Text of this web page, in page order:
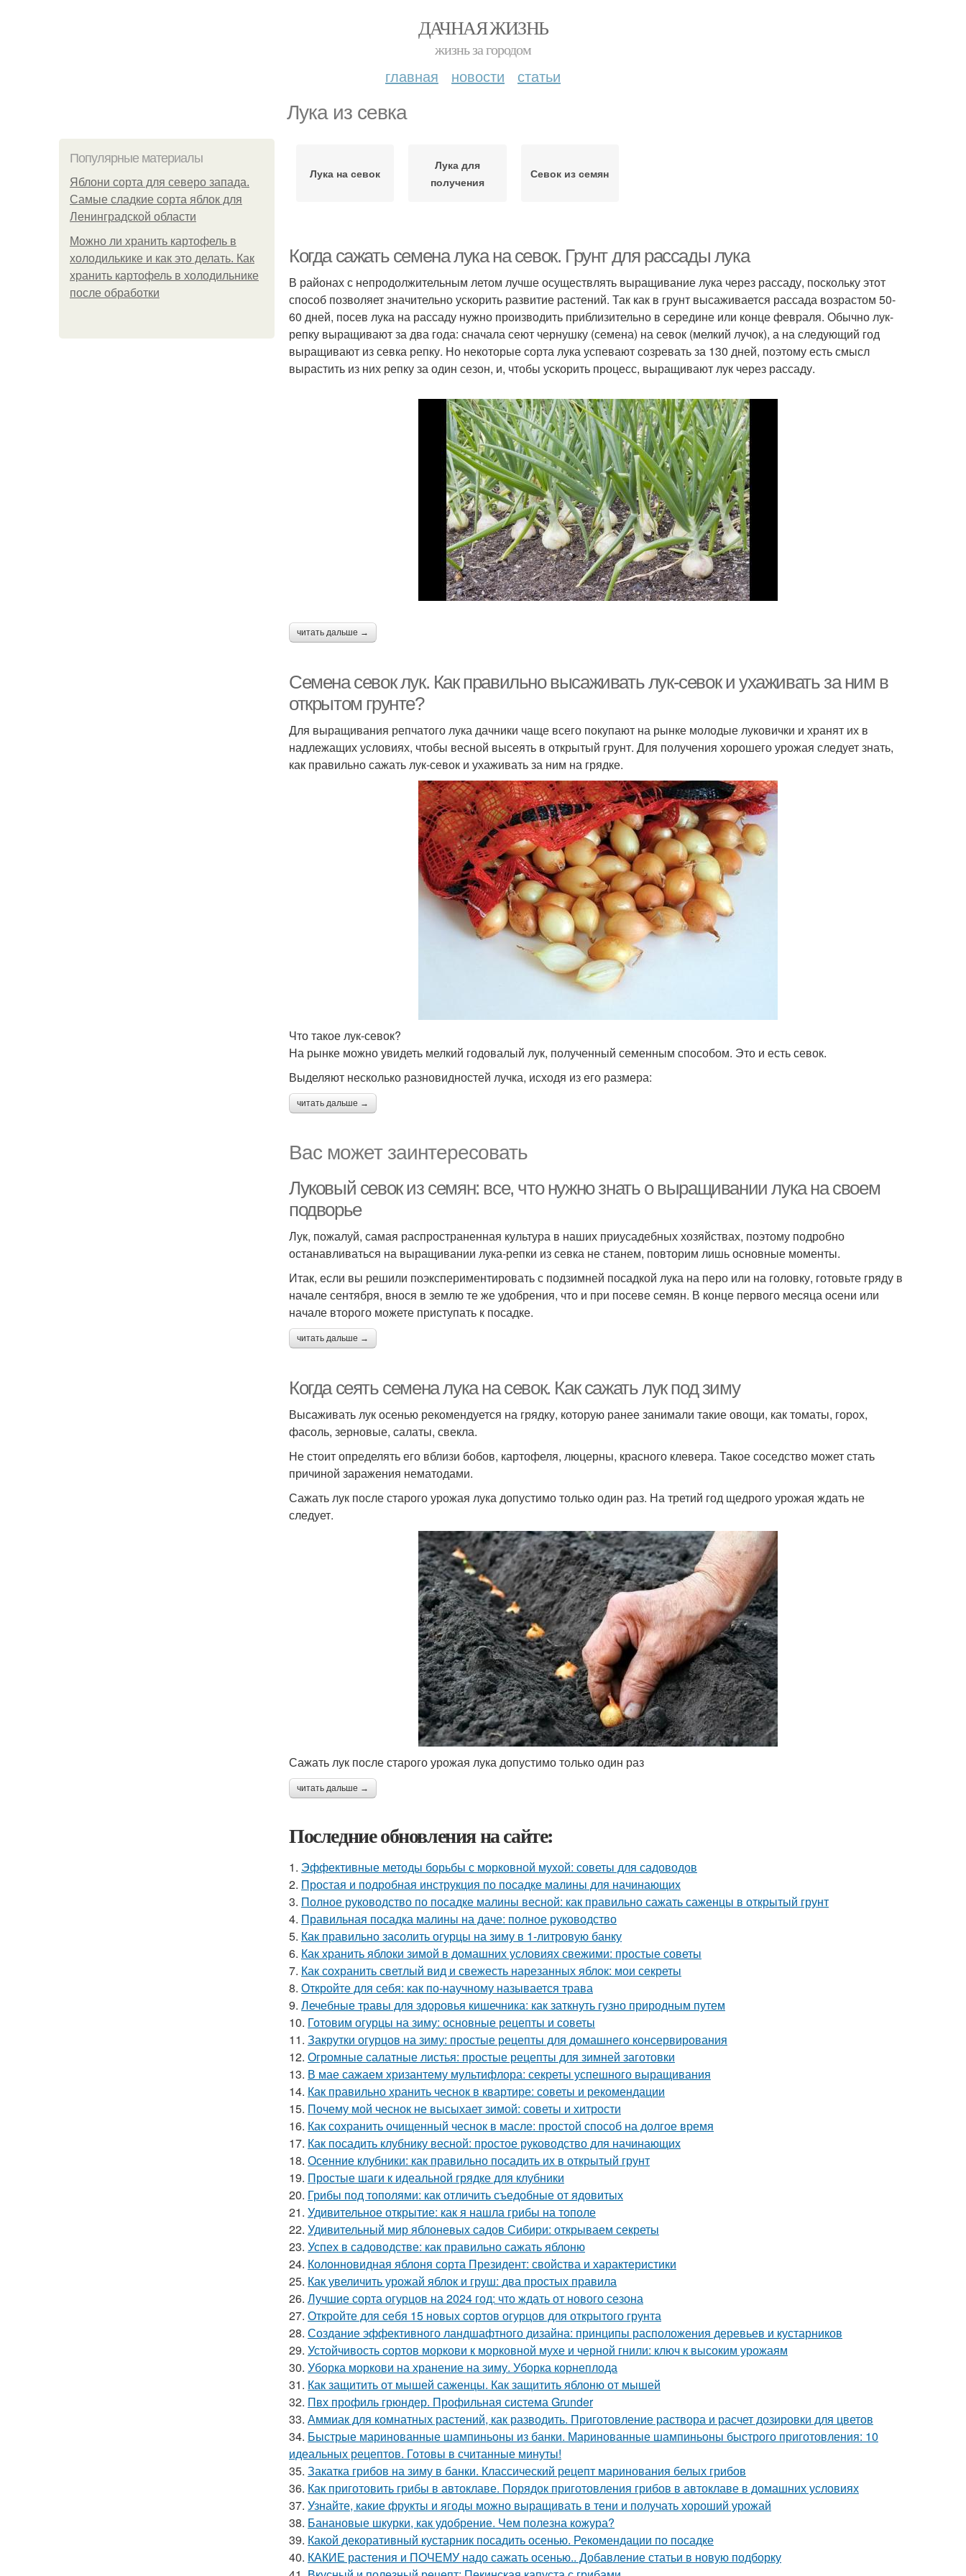
ДАЧНАЯ ЖИЗНЬ
жизнь за городом
главная новости статьи
Лука из севка
Популярные материалы
Яблони сорта для северо запада.
Самые сладкие сорта яблок для
Ленинградской области
Можно ли хранить картофель в
холодилькике и как это делать. Как
хранить картофель в холодильнике
после обработки
Лука на севок
Лука для
получения
Севок из семян
Когда сажать семена лука на севок. Грунт для рассады лука
В районах с непродолжительным летом лучше осуществлять выращивание лука через рассаду, поскольку этот
способ позволяет значительно ускорить развитие растений. Так как в грунт высаживается рассада возрастом 50-
60 дней, посев лука на рассаду нужно производить приблизительно в середине или конце февраля. Обычно лук-
репку выращивают за два года: сначала сеют чернушку (семена) на севок (мелкий лучок), а на следующий год
выращивают из севка репку. Но некоторые сорта лука успевают созревать за 130 дней, поэтому есть смысл
вырастить из них репку за один сезон, и, чтобы ускорить процесс, выращивают лук через рассаду.
читать дальше →
Семена севок лук. Как правильно высаживать лук-севок и ухаживать за ним в
открытом грунте?
Для выращивания репчатого лука дачники чаще всего покупают на рынке молодые луковички и хранят их в
надлежащих условиях, чтобы весной высеять в открытый грунт. Для получения хорошего урожая следует знать,
как правильно сажать лук-севок и ухаживать за ним на грядке.
Что такое лук-севок?
На рынке можно увидеть мелкий годовалый лук, полученный семенным способом. Это и есть севок.
Выделяют несколько разновидностей лучка, исходя из его размера:
читать дальше →
Вас может заинтересовать
Луковый севок из семян: все, что нужно знать о выращивании лука на своем
подворье
Лук, пожалуй, самая распространенная культура в наших приусадебных хозяйствах, поэтому подробно
останавливаться на выращивании лука-репки из севка не станем, повторим лишь основные моменты.
Итак, если вы решили поэкспериментировать с подзимней посадкой лука на перо или на головку, готовьте гряду в
начале сентября, внося в землю те же удобрения, что и при посеве семян. В конце первого месяца осени или
начале второго можете приступать к посадке.
читать дальше →
Когда сеять семена лука на севок. Как сажать лук под зиму
Высаживать лук осенью рекомендуется на грядку, которую ранее занимали такие овощи, как томаты, горох,
фасоль, зерновые, салаты, свекла.
Не стоит определять его вблизи бобов, картофеля, люцерны, красного клевера. Такое соседство может стать
причиной заражения нематодами.
Сажать лук после старого урожая лука допустимо только один раз. На третий год щедрого урожая ждать не
следует.
Сажать лук после старого урожая лука допустимо только один раз
читать дальше →
Последние обновления на сайте:
1. Эффективные методы борьбы с морковной мухой: советы для садоводов
2. Простая и подробная инструкция по посадке малины для начинающих
3. Полное руководство по посадке малины весной: как правильно сажать саженцы в открытый грунт
4. Правильная посадка малины на даче: полное руководство
5. Как правильно засолить огурцы на зиму в 1-литровую банку
6. Как хранить яблоки зимой в домашних условиях свежими: простые советы
7. Как сохранить светлый вид и свежесть нарезанных яблок: мои секреты
8. Откройте для себя: как по-научному называется трава
9. Лечебные травы для здоровья кишечника: как заткнуть гузно природным путем
10. Готовим огурцы на зиму: основные рецепты и советы
11. Закрутки огурцов на зиму: простые рецепты для домашнего консервирования
12. Огромные салатные листья: простые рецепты для зимней заготовки
13. В мае сажаем хризантему мультифлора: секреты успешного выращивания
14. Как правильно хранить чеснок в квартире: советы и рекомендации
15. Почему мой чеснок не высыхает зимой: советы и хитрости
16. Как сохранить очищенный чеснок в масле: простой способ на долгое время
17. Как посадить клубнику весной: простое руководство для начинающих
18. Осенние клубники: как правильно посадить их в открытый грунт
19. Простые шаги к идеальной грядке для клубники
20. Грибы под тополями: как отличить съедобные от ядовитых
21. Удивительное открытие: как я нашла грибы на тополе
22. Удивительный мир яблоневых садов Сибири: открываем секреты
23. Успех в садоводстве: как правильно сажать яблоню
24. Колонновидная яблоня сорта Президент: свойства и характеристики
25. Как увеличить урожай яблок и груш: два простых правила
26. Лучшие сорта огурцов на 2024 год: что ждать от нового сезона
27. Откройте для себя 15 новых сортов огурцов для открытого грунта
28. Создание эффективного ландшафтного дизайна: принципы расположения деревьев и кустарников
29. Устойчивость сортов моркови к морковной мухе и черной гнили: ключ к высоким урожаям
30. Уборка моркови на хранение на зиму. Уборка корнеплода
31. Как защитить от мышей саженцы. Как защитить яблоню от мышей
32. Пвх профиль грюндер. Профильная система Grunder
33. Аммиак для комнатных растений, как разводить. Приготовление раствора и расчет дозировки для цветов
34. Быстрые маринованные шампиньоны из банки. Маринованные шампиньоны быстрого приготовления: 10
идеальных рецептов. Готовы в считанные минуты!
35. Закатка грибов на зиму в банки. Классический рецепт маринования белых грибов
36. Как приготовить грибы в автоклаве. Порядок приготовления грибов в автоклаве в домашних условиях
37. Узнайте, какие фрукты и ягоды можно выращивать в тени и получать хороший урожай
38. Банановые шкурки, как удобрение. Чем полезна кожура?
39. Какой декоративный кустарник посадить осенью. Рекомендации по посадке
40. КАКИЕ растения и ПОЧЕМУ надо сажать осенью.. Добавление статьи в новую подборку